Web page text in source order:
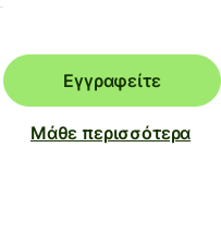
Εγγραφείτε
Μάθε περισσότερα